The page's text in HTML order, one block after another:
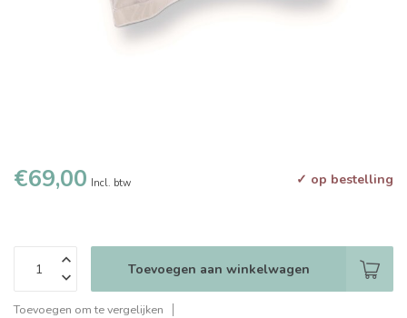
€69,00 Incl. btw ✓ op bestelling
Toevoegen aan winkelwagen
Toevoegen om te vergelijken